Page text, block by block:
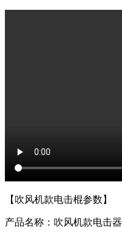
【吹风机款电击棍参数】
产品名称：吹风机款电击器